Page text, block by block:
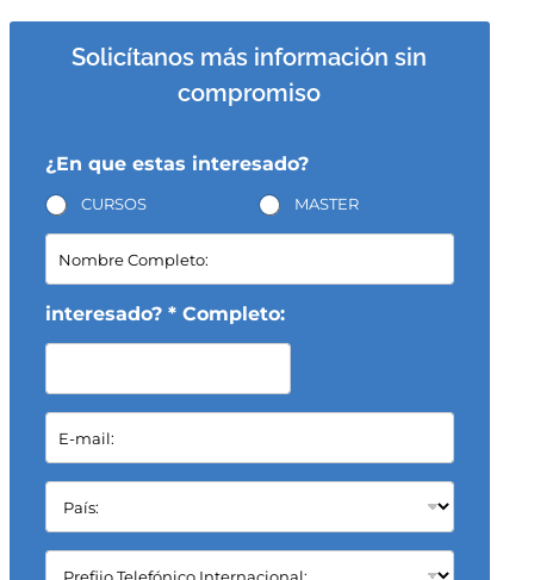
Solicítanos más información sin
compromiso
¿En que estas interesado?
CURSOS MASTER
N
m
b
o
l
e
o
:
interesado? * Completo:
E
m
a
l
*
P
í
s
C